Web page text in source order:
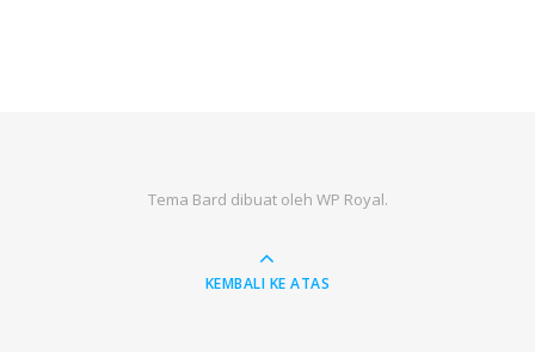
Tema Bard dibuat oleh WP Royal.
KEMBALI KE ATAS